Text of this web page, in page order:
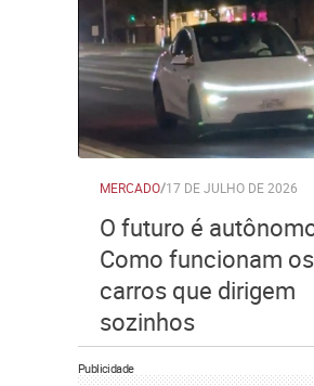
MERCADO/17 DE JULHO DE 2026
O futuro é
Como funcionam os
carros que dirigem
sozinhos
Publicidade